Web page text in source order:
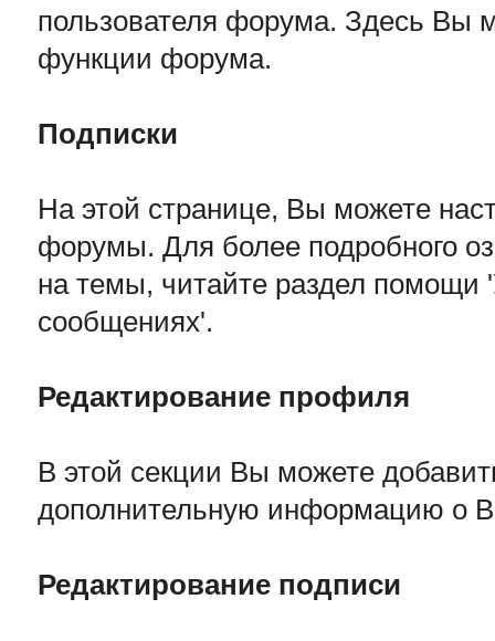
пользователя форума. Здесь Вы
функции форума.
Подписки
На этой странице, Вы можете
форумы. Для более подробного
на темы, читайте раздел
сообщениях'.
Редактирование профиля
В этой секции Вы можете
дополнительную информацию о
Редактирование подписи